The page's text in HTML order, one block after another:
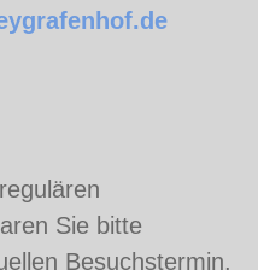
Sie bitte
Besuchstermin.